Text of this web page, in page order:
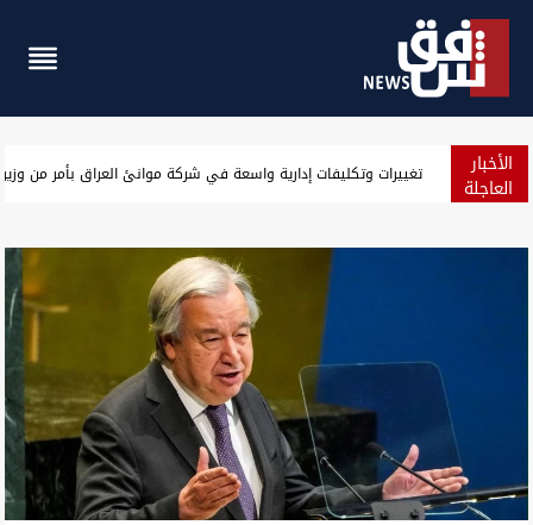
الأخبار
العاجلة الحراك المناهض لـ"خور عبد الله" يطالب بغداد برد صريح على مذكرات